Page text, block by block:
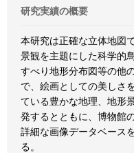
研究実績の概要
本研究は正確な立体地図
景観を主題にした科学的
すべり地形分布図等の他
で、絵画としての美しさ
ている豊かな地理、地形
発するとともに、博物館
詳細な画像データベース
る。